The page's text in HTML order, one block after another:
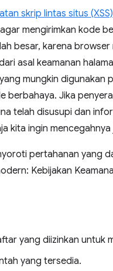
skrip lintas situs (XSS)
mengirimkan kode
besar, karena
asal keamanan
mungkin digunakan
berbahaya. Jika
telah disusupi dan
kita ingin mencegahnya
pertahanan yang
Kebijakan
yang diizinkan untuk
yang tersedia.